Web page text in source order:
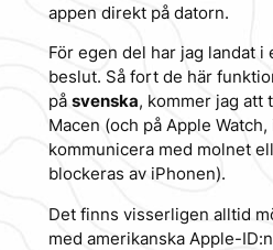
appen direkt på datorn.
För egen del har jag landat i
beslut. Så fort de här
på svenska, kommer jag att
Macen (och på Apple
kommunicera med molnet
blockeras av iPhonen).
Det finns visserligen alltid
med amerikanska Apple-